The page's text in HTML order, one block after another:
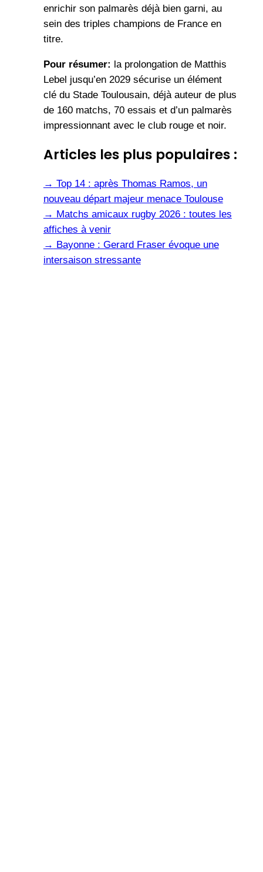
enrichir son palmarès déjà bien garni, au
sein des triples champions de France en
titre.
Pour résumer: la prolongation de Matthis
Lebel jusqu’en 2029 sécurise un élément
clé du Stade Toulousain, déjà auteur de plus
de 160 matchs, 70 essais et d’un palmarès
impressionnant avec le club rouge et noir.
Articles les plus populaires :
→ Top 14 : après Thomas Ramos, un
nouveau départ majeur menace Toulouse
→ Matchs amicaux rugby 2026 : toutes les
affiches à venir
→ Bayonne : Gerard Fraser évoque une
intersaison stressante